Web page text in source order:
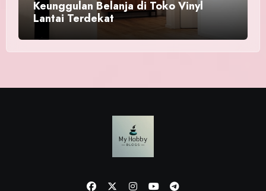
Keunggulan Belanja di Toko Vinyl
Lantai Terdekat